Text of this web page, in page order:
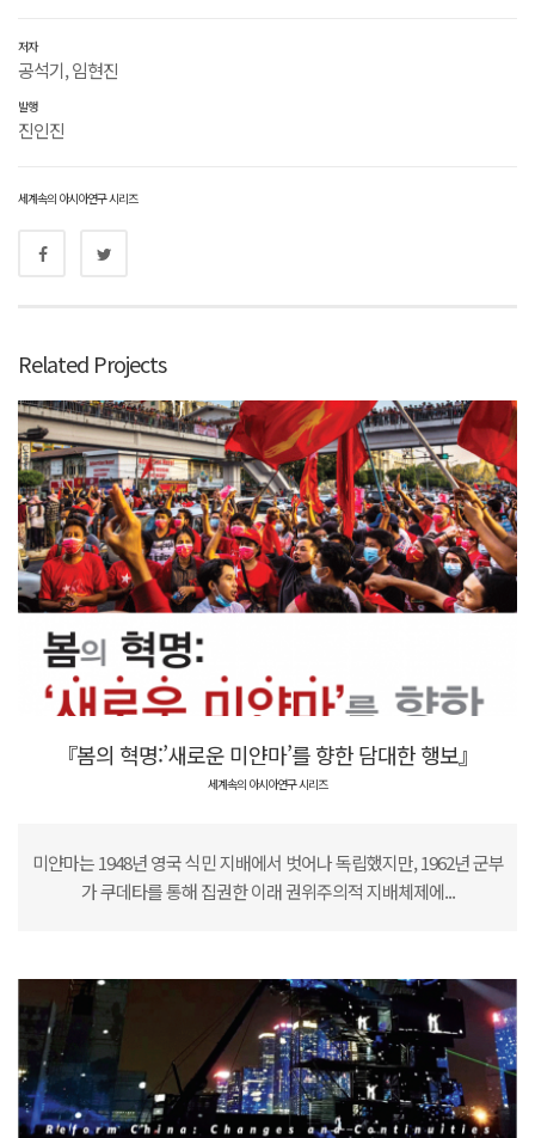
저자
공석기, 임현진
발행
진인진
세계속의 아시아연구 시리즈
Related Projects
『봄의 혁명:’새로운 미얀마’를 향한 담대한 행보』
세계속의 아시아연구 시리즈
미얀마는 1948년 영국 식민 지배에서 벗어나 독립했지만, 1962년 군부
가 쿠데타를 통해 집권한 이래 권위주의적 지배체제에...